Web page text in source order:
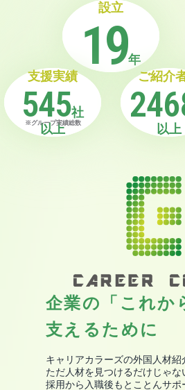
設立
19年
支援実績
545社
以上
※グループ実績総数
ご紹介
以上
企業の「これか
支えるために
キャリアカラーズの外国人材紹
ただ人材を見つけるだけじゃな
採用から入職後もとことんサポ